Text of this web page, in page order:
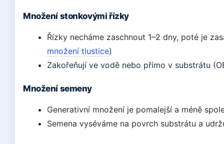
Množení stonkovými řízky
Řízky necháme zaschnout 1–2 dny, poté je
množení tlustice)
Zakořeňují ve vodě nebo přímo v substrátu
Množení semeny
Generativní množení je pomalejší a méně
Semena vyséváme na povrch substrátu a